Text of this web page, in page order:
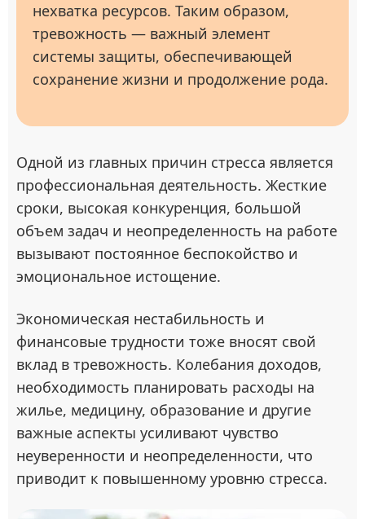
нехватка ресурсов. Таким образом,
тревожность — важный элемент
системы защиты, обеспечивающей
сохранение жизни и продолжение рода.
Одной из главных причин стресса является
профессиональная деятельность. Жесткие
сроки, высокая конкуренция, большой
объем задач и неопределенность на работе
вызывают постоянное беспокойство и
эмоциональное истощение.
Экономическая нестабильность и
финансовые трудности тоже вносят свой
вклад в тревожность. Колебания доходов,
необходимость планировать расходы на
жилье, медицину, образование и другие
важные аспекты усиливают чувство
неуверенности и неопределенности, что
приводит к повышенному уровню стресса.